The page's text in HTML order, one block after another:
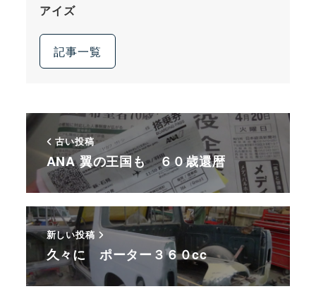
アイズ
記事一覧
古い投稿
ANA 翼の王国も ６０歳還暦
新しい投稿
久々に ポーター３６０cc